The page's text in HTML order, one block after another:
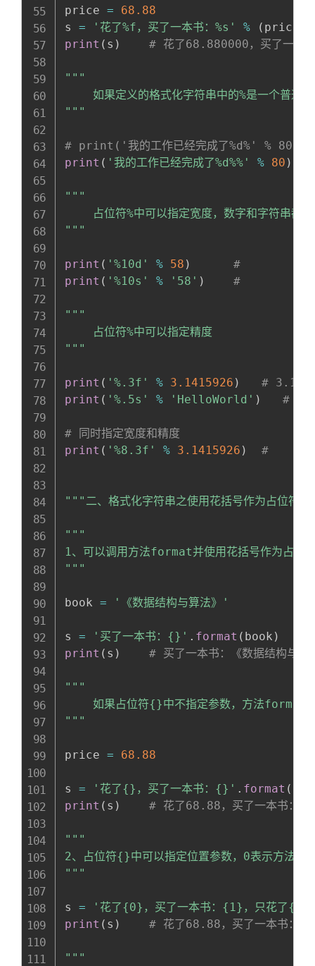
price =
68.88
s = '花了%f，买了一本书：%s' % ( price
print ( s ) # 花了68.880000，买了一本书
"""
如果定义的格式化字符串中的%是一个普通
"""
# print('我的工作已经完成了%d%' %
print ( '我的工作已经完成了%d%%' % 80 )
"""
占位符%中可以指定宽度，数字和字符串都
"""
print ( '%10d' % 58 )
#
print ( '%10s' % '58' ) #
"""
    占位符%中可以指定精度
"""
print ( '%.3f' % 3.1415926 )
# 3.142
print ( '%.5s' % 'HelloWorld' ) #
# 同时指定宽度和精度
print ( '%8.3f' % 3.1415926 ) #
"""二、格式化字符串之使用花括号作为占位符
"""
1、可以调用方法format并使用花括号作为占位
"""
book = '《数据结构与算法》'
s = '买了一本书：{}' . format ( book )
print ( s ) # 买了一本书：《数据结构与算
"""
如果占位符{}中不指定参数，方法format
"""
price = 68.88
s = '花了{}，买了一本书：{}' . format (
print ( s ) # 花了68.88，买了一本书：《
"""
2、占位符{}中可以指定位置参数，0表示方法
"""
s =
'花了{0}，买了一本书：{1}，只花了
print ( s ) # 花了68.88，买了一本书：
"""